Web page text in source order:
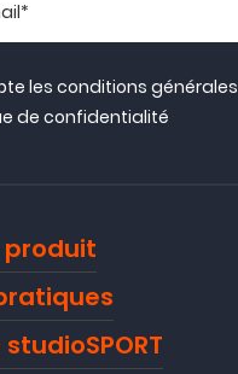
lesconditions générales
de confidentialité
produit